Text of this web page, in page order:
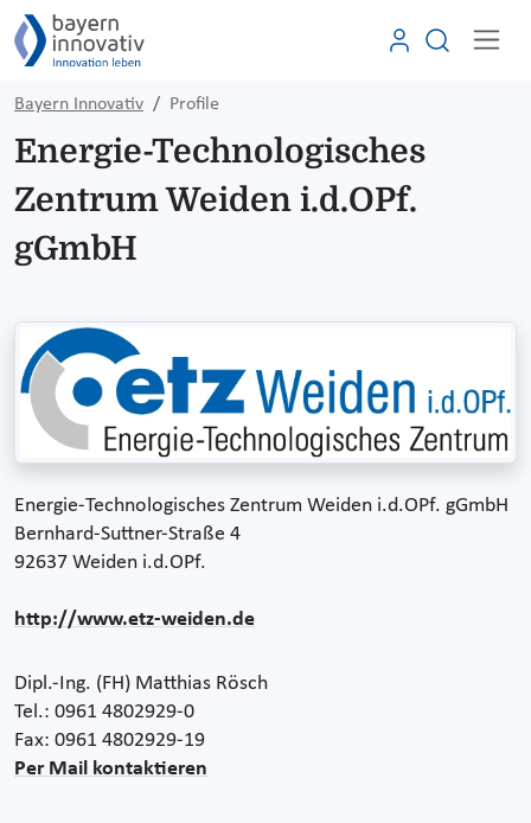
Bayern Innovativ Profile
Energie-Technologisches
Zentrum Weiden i.d.OPf.
gGmbH
Energie-Technologisches Zentrum Weiden i.d.OPf. gGmbH
Bernhard-Suttner-Straße 4
92637 Weiden i.d.OPf.
http://www.etz-weiden.de
Dipl.-Ing. (FH) Matthias Rösch
Tel.: 0961 4802929-0
Fax: 0961 4802929-19
Per Mail kontaktieren